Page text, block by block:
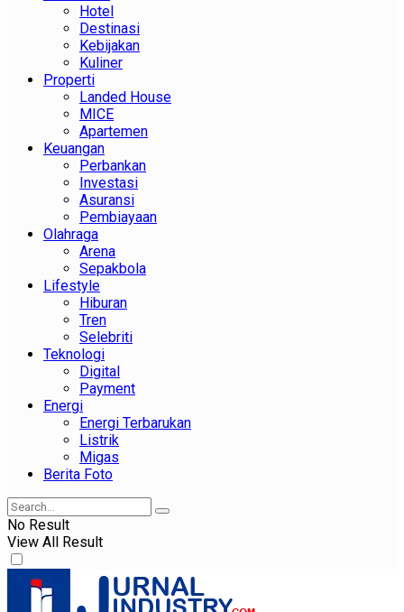
Hotel
Destinasi
Kebijakan
Kuliner
Properti
Landed House
MICE
Apartemen
Keuangan
Perbankan
Investasi
Asuransi
Pembiayaan
Olahraga
Arena
Sepakbola
Lifestyle
Hiburan
Tren
Selebriti
Teknologi
Digital
Payment
Energi
Energi Terbarukan
Listrik
Migas
Berita Foto
No Result
View All Result